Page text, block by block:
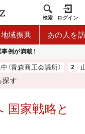
検索 ログイン
地域振興 あの人を
例が満載！
森商工会議所） 山
探す
国家戦略と